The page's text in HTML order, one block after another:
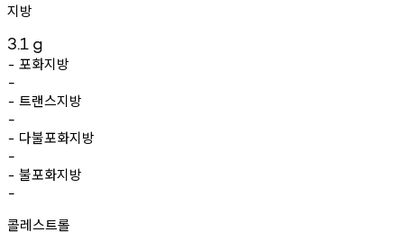
지방
3.1 g
- 포화지방
-
- 트랜스지방
-
- 다불포화지방
-
- 불포화지방
-
콜레스트롤